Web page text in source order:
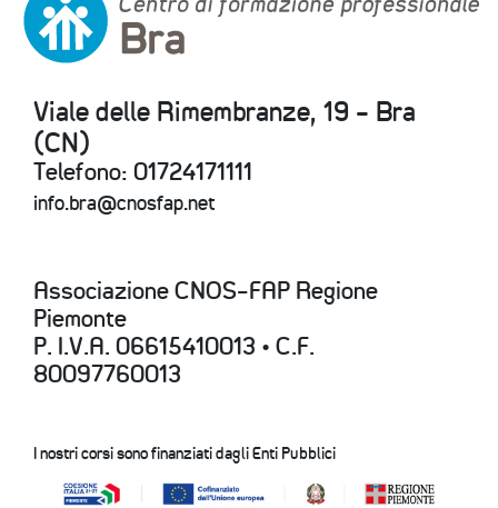
Viale delle Rimembranze, 19 - Bra
(CN)
Telefono: 01724171111
info.bra@cnosfap.net
Associazione CNOS-FAP Regione
Piemonte
P. I.V.A. 06615410013 • C.F.
80097760013
I nostri corsi sono finanziati dagli Enti Pubblici